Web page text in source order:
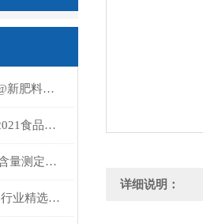
肥料养分用快速检测仪@新肥料养分检测仪器大全
食品安全快检实验室@2021食品全快检设备
（2021新款）肥料养分含量测定仪@测量化肥含量的仪器
土壤检测设备仪器.2023行业精选仪器推荐
详细说明：